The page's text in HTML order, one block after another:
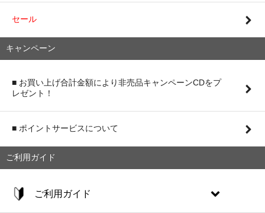
セール
キャンペーン
■ お買い上げ合計金額により非売品キャンペーンCDをプ
レゼント！
■ ポイントサービスについて
ご利用ガイド
ご利用ガイド